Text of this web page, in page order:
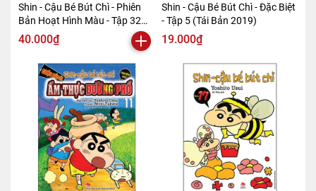
Shin - Cậu Bé Bút Chì - Phiên
Bản Hoạt Hình Màu - Tập 32
(Tái Bản 2019)
40.000₫
Shin - Cậu Bé Bút Chì - Đặc Biệt
- Tập 5 (Tái Bản 2019)
19.000₫